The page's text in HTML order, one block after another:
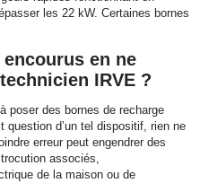
les 22 kW. Certaines bornes
en ne
IRVE ?
poser des bornes de recharge
question d’un tel dispositif, rien ne
erreur peut engendrer des
associés,
de la maison ou de